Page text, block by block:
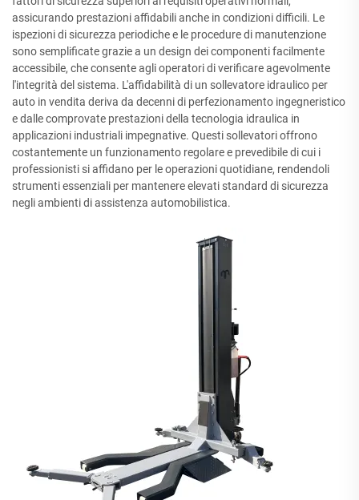
assicurando prestazioni affidabili anche in condizioni difficili. Le
ispezioni di sicurezza periodiche e le procedure di manutenzione
sono semplificate grazie a un design dei componenti facilmente
accessibile, che consente agli operatori di verificare agevolmente
l'integrità del sistema. L'affidabilità di un sollevatore idraulico per
auto in vendita deriva da decenni di perfezionamento ingegneristico
e dalle comprovate prestazioni della tecnologia idraulica in
applicazioni industriali impegnative. Questi sollevatori offrono
costantemente un funzionamento regolare e prevedibile di cui i
professionisti si affidano per le operazioni quotidiane, rendendoli
strumenti essenziali per mantenere elevati standard di sicurezza
negli ambienti di assistenza automobilistica.